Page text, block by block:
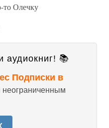
то Олечку
аудиокниг! 📚
Подписки в
неограниченным